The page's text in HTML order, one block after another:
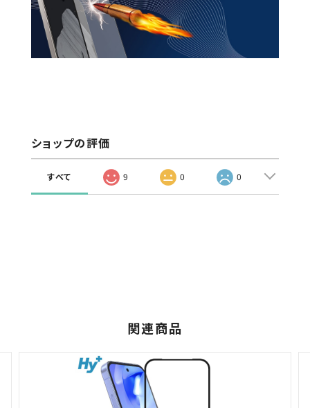
ショップの評価
すべて 9 0 0
関連商品